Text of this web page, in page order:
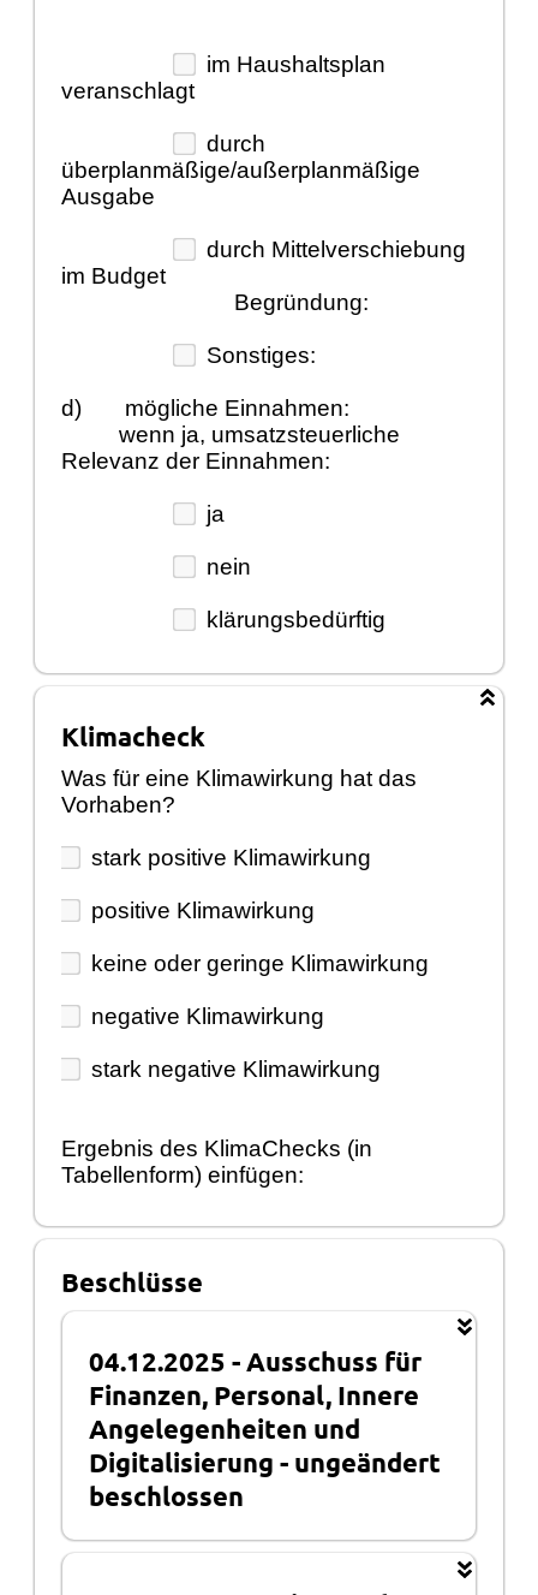
im Haushaltsplan
veranschlagt
durch
überplanmäßige/außerplanmäßige
Ausgabe
durch Mittelverschiebung
im Budget
Begründung:
Sonstiges:
d)
mögliche Einnahmen:
wenn ja, umsatzsteuerliche
Relevanz der Einnahmen:
ja
nein
klärungsbedürftig
Klimacheck
Was für eine Klimawirkung hat das
Vorhaben?
stark positive Klimawirkung
positive Klimawirkung
keine oder geringe Klimawirkung
negative Klimawirkung
stark negative Klimawirkung
Ergebnis des KlimaChecks (in
Tabellenform) einfügen:
Beschlüsse
04.12.2025 -Ausschuss für
Finanzen, Personal, Innere
Angelegenheiten und
Digitalisierung - ungeändert
beschlossen